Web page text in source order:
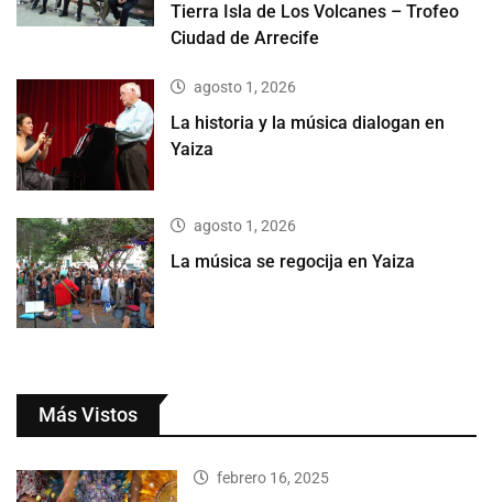
Tierra Isla de Los Volcanes – Trofeo
Ciudad de Arrecife
agosto 1, 2026
La historia y la música dialogan en
Yaiza
agosto 1, 2026
La música se regocija en Yaiza
Más Vistos
febrero 16, 2025